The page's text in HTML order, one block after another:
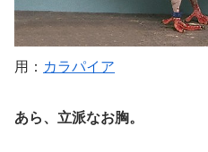
用： カラパイア
あら、立派なお胸。